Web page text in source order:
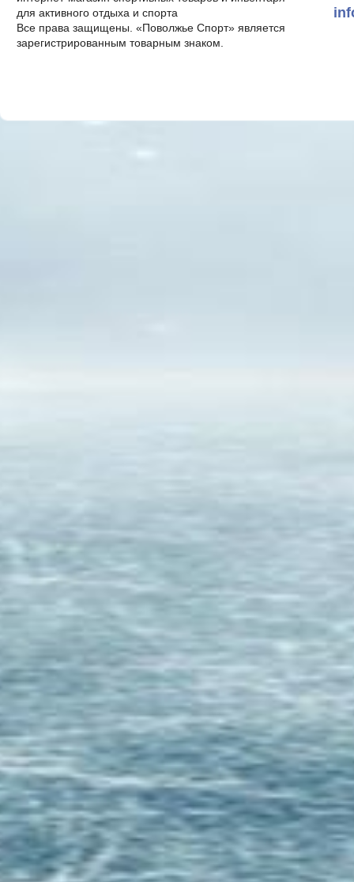
для активного отдыха и спорта
Все права защищены. «Поволжье Спорт» является
зарегистрированным товарным знаком.